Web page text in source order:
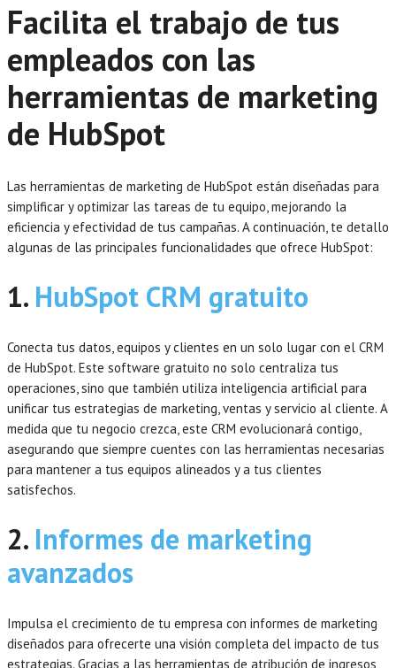
Facilita el trabajo de tus
empleados con las
herramientas de marketing
de HubSpot
Las herramientas de marketing de HubSpot están diseñadas para
simplificar y optimizar las tareas de tu equipo, mejorando la
eficiencia y efectividad de tus campañas. A continuación, te detallo
algunas de las principales funcionalidades que ofrece HubSpot:
1. HubSpot CRM gratuito
Conecta tus datos, equipos y clientes en un solo lugar con el CRM
de HubSpot. Este software gratuito no solo centraliza tus
operaciones, sino que también utiliza inteligencia artificial para
unificar tus estrategias de marketing, ventas y servicio al cliente. A
medida que tu negocio crezca, este CRM evolucionará contigo,
asegurando que siempre cuentes con las herramientas necesarias
para mantener a tus equipos alineados y a tus clientes
satisfechos.
2. Informes de marketing
avanzados
Impulsa el crecimiento de tu empresa con informes de marketing
diseñados para ofrecerte una visión completa del impacto de tus
estrategias. Gracias a las herramientas de atribución de ingresos